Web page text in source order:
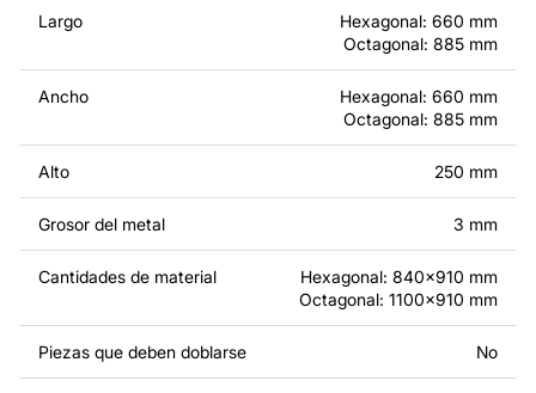
modificados.
Por un precio adicional, podemos personalizar el diseño
añadiendo texto, imágenes o el logo de tu empresa, o
haciendo otros cambios para que se adapte a tus
necesidades. Si necesitas un diseño personalizado de
un producto de metal, ponte en contacto con nosotros.
Si tienes alguna pregunta o necesitas ayuda, ponte en
contacto con nosotros en cualquier momento: estamos
siempre listos para ayudarte.
Largo
Hexagonal: 660 mm
Octagonal: 885 mm
Ancho
Hexagonal: 660 mm
Octagonal: 885 mm
Alto 250 mm
Grosor del metal 3 mm
Cantidades de material
Hexagonal: 840x910 mm
Octagonal: 1100x910 mm
Piezas que deben doblarse No